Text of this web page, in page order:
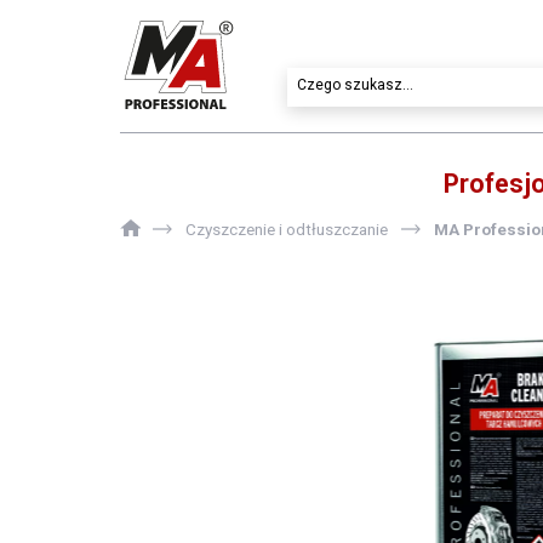
Czyszczenie i odtłuszczanie MA